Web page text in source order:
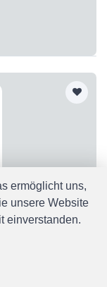
T22RRWS
ermöglicht uns,
unsere Website
einverstanden.